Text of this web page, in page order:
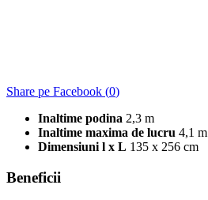
Share pe Facebook (0)
Inaltime podina 2,3 m
Inaltime maxima de lucru 4,1 m
Dimensiuni l x L 135 x 256 cm
Beneficii